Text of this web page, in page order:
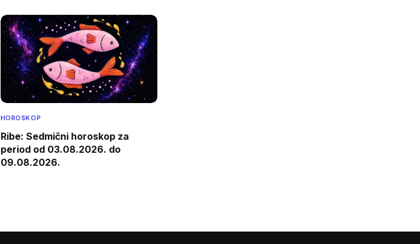
HOROSKOP
Ribe: Sedmični horoskop za
period od 03.08.2026. do
09.08.2026.